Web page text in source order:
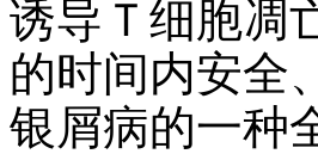
诱导Ｔ细胞凋
的时间内安全
银屑病的一种